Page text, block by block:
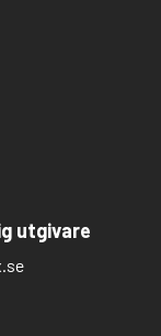
utgivare